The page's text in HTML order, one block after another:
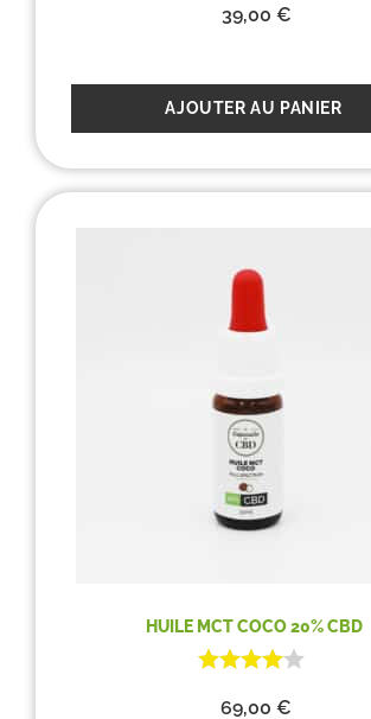
39,00 €
AJOUTER AU PANIER
HUILE MCT COCO 20% CBD
69,00 €